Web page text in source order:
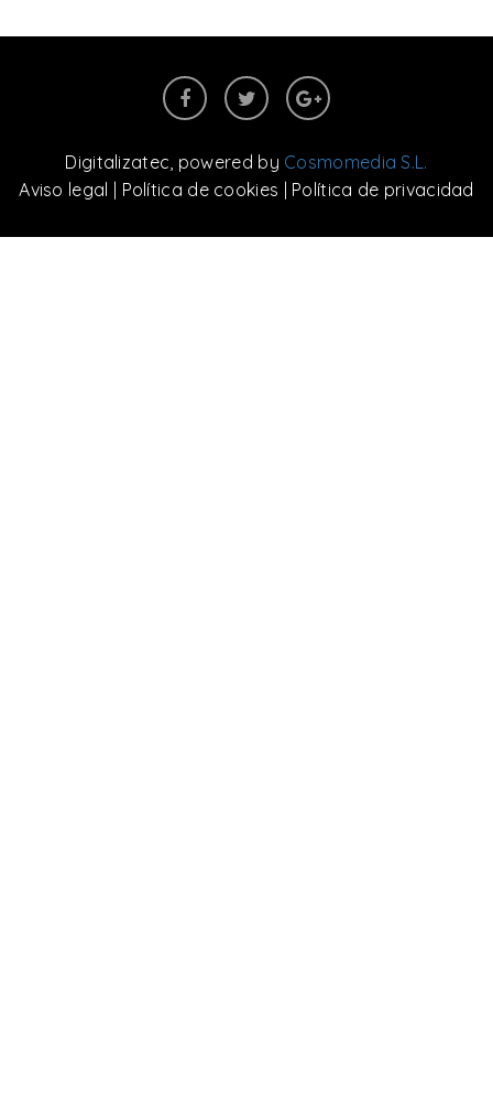
Digitalizatec, powered by Cosmomedia S.L.
Aviso legal
Política de cookies Política de privacidad